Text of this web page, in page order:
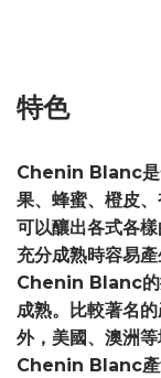
特色
Chenin Blanc是
果、蜂蜜、橙皮
可以釀出各式各
充分成熟時容易
Chenin Blanc的
成熟。比較著名
外，美國、澳洲
Chenin Blanc產